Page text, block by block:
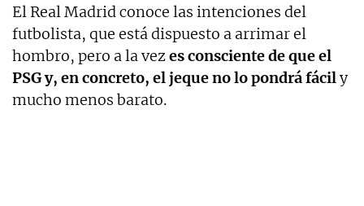
El Real Madrid conoce las intenciones del
futbolista, que está dispuesto a arrimar el
hombro, pero a la vezes consciente de que el
PSG y, en concreto, el jeque no lo pondrá fácily
mucho menos barato.